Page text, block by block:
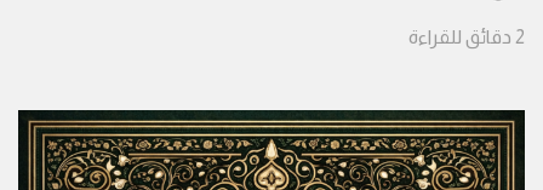
2 دقائق للقراءة